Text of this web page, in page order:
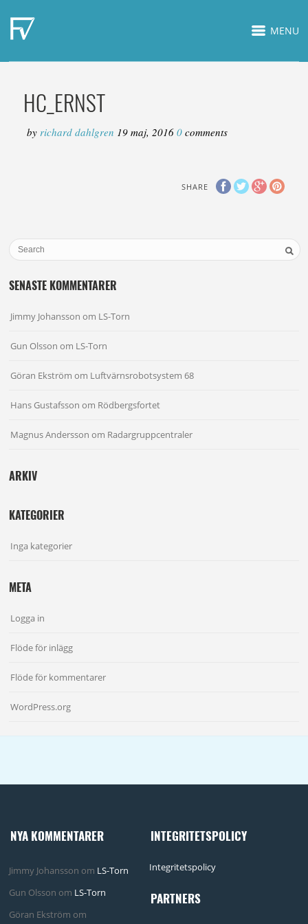
MENU
HC_ERNST
byrichard dahlgren 19 maj, 2016 0comments
SHARE
SENASTE KOMMENTARER
Jimmy Johansson om LS-Torn
Gun Olsson om LS-Torn
Göran Ekström om Luftvärnsrobotsystem 68
Hans Gustafsson om Rödbergsfortet
Magnus Andersson om Radargruppcentraler
ARKIV
KATEGORIER
Inga kategorier
META
Logga in
Flöde för inlägg
Flöde för kommentarer
WordPress.org
NYA KOMMENTARER
Jimmy Johansson om LS-Torn
Gun Olsson om LS-Torn
Göran Ekström om
INTEGRITETSPOLICY
Integritetspolicy
PARTNERS